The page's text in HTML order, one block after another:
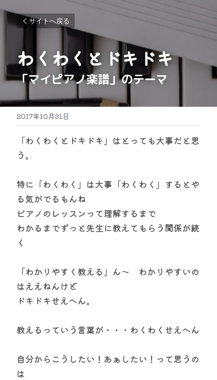
サイトへ戻る
わくわくとドキドキ
「マイピアノ楽譜」のテーマ
2017年10月31日
「わくわくとドキドキ」はとっても大事だと思
う。
特に「わくわく」は大事「わくわく」するとや
る気がでるもんね
ピアノのレッスンって理解するまで
わかるまでずっと先生に教えてもらう関係が続
く
「わかりやすく教える」ん～　わかりやすいの
はええねんけど
ドキドキせえへん。
教えるっていう言葉が・・・わくわくせえへん
自分からこうしたい！あぁしたい！って思うの
は